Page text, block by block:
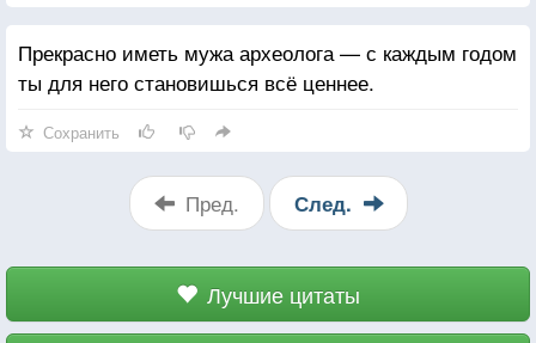
Прекрасно иметь мужа археолога — с каждым годом
ты для него становишься всё ценнее.
Сохранить
Пред. След.
Лучшие цитаты